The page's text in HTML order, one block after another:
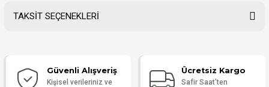
Yorum Yaz
TAKSİT SEÇENEKLERİ
Güvenli Alışveriş
Kişisel verileriniz ve
Ücretsiz Kargo
Safir Saat'ten